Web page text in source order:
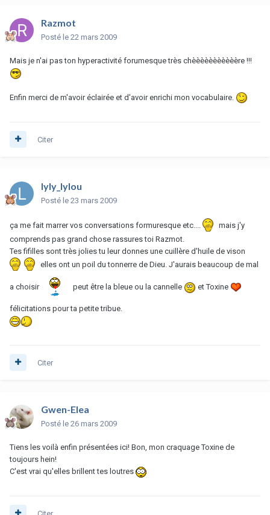
Razmot
Posté le 22 mars 2009
Mais je n'ai pas ton hyperactivité forumesque très chèèèèèèèèèèère !!!
Enfin merci de m'avoir éclairée et d'avoir enrichi mon vocabulaire.
Citer
lyly_lylou
Posté le 23 mars 2009
ça me fait marrer vos conversations formuresque etc....
mais j'y
comprends pas grand chose rassures toi Razmot.
Tes fifilles sont très jolies tu leur donnes une cuillère d'huile de vison
elles ont un poil du tonnerre de Dieu. J'aurais beaucoup de mal
a choisir peut être la bleue ou la cannelle et Toxine
félicitations pour ta petite tribue.
Citer
Gwen-Elea
Posté le 26 mars 2009
Tiens les voilà enfin présentées ici! Bon, mon craquage Toxine de
toujours hein!
C'est vrai qu'elles brillent tes loutres